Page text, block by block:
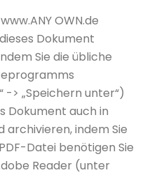
OWN.de
Dokument
Sie die übliche
-> „Speichern unter“)
Dokument auch in
archivieren, indem Sie
Datei benötigen Sie
Reader (unter